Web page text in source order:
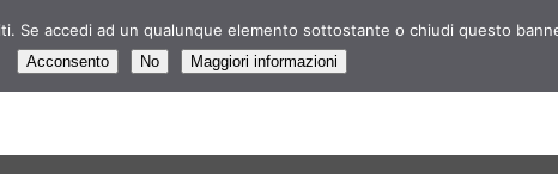
Se accedi ad un qualunque elemento sottostante o chiudi questo
Acconsento No Maggiori informazioni